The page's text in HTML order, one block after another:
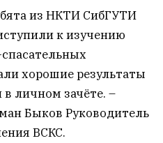
из НКТИ СибГУТИ
к изучению
хорошие результаты
личном зачёте. –
Быков Руководитель
ВСКС.